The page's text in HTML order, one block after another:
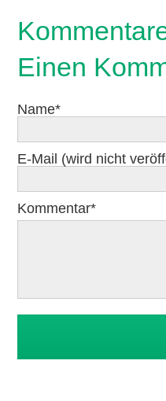
Einen
Pflichtfeld
Name*
Pflichtfeld
E-Mail (wird nicht
Pflichtfeld
Kommentar*